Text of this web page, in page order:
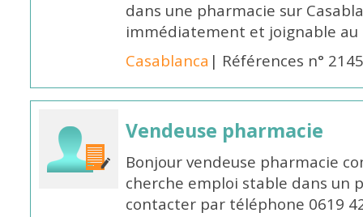
dans une pharmacie sur
immédiatement et joignable au
Casablanca | Références n°
Vendeuse pharmacie
Bonjour vendeuse pharmacie
cherche emploi stable dans un
contacter par téléphone 0619